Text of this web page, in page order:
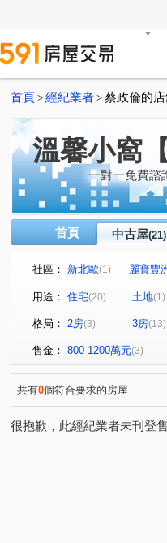
首頁 > 經紀業者 > 蔡政倫的
溫馨小窩
一對一免費諮
首頁 中古屋(21)
社區： 新北歐(1) 麗寶豐
漢東敦美
僑愛
爵士堡NO5貝多芬(1)
仁德路(2) 民族路
民族路二段(1) 忠
仁和路二段(1)
鳳吉四街(1)
用途： 住宅(20) 土地(1)
格局： 2房(3) 3房(13)
售金： 800-1200萬元(3)
共有0個符合要求的房屋
很抱歉，此經紀業者未刊登